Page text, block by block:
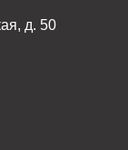
д. 50